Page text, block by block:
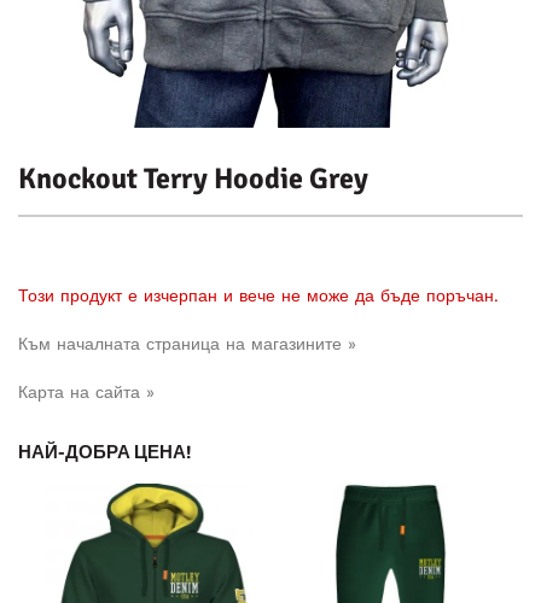
Knockout Terry Hoodie Grey
Този продукт е изчерпан и вече не може да бъде поръчан.
Към началната страница на магазините »
Карта на сайта »
НАЙ-ДОБРА ЦЕНА!